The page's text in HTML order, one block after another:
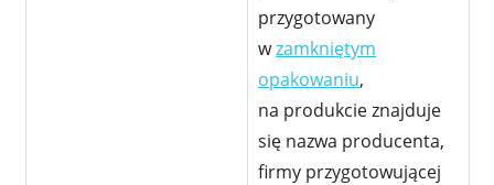
przygotowany
wzamkniętym
opakowaniu,
na produkcie znajduje
się nazwa producenta,
firmy przygotowującej